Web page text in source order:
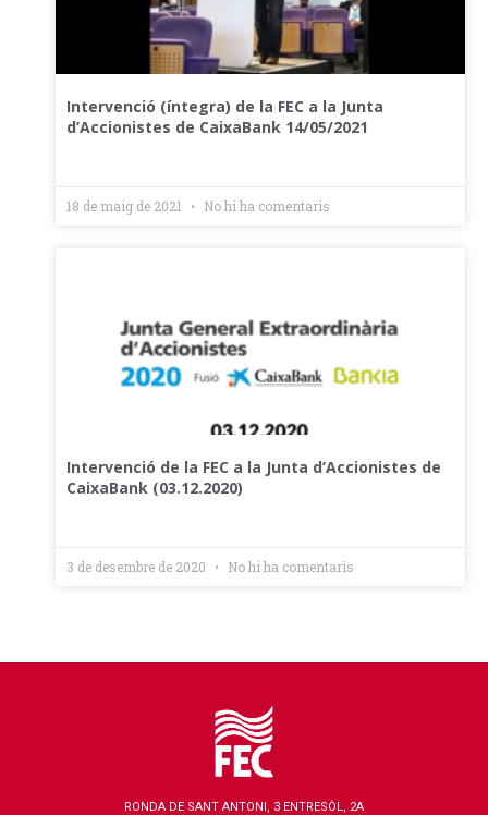
Intervenció (íntegra) de la FEC a la Junta
d’Accionistes de CaixaBank 14/05/2021
18 de maig de 2021 No hi ha comentaris
Intervenció de la FEC a la Junta d’Accionistes de
CaixaBank (03.12.2020)
3 de desembre de 2020 No hi ha comentaris
RONDA DE SANT ANTONI, 3 ENTRESÒL, 2A